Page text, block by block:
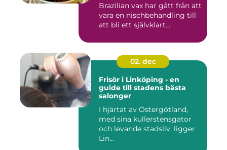
Brazilian vax har gått från att
vara en nischbehandling till
att bli ett självklart...
02. dec
Frisör i Linköping - en
guide till stadens bästa
salonger
I hjärtat av Östergötland,
med sina kullerstensgator
och levande stadsliv, ligger
Lin...